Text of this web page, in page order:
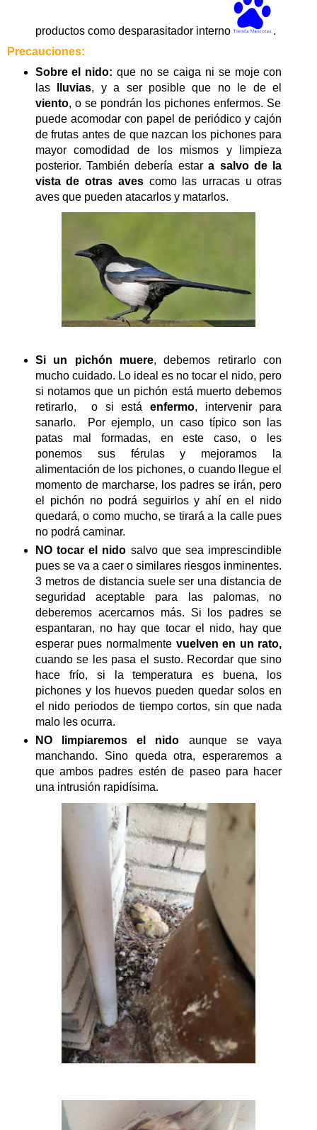
productos como desparasitador interno
.
Precauciones:
Sobre el nido: que no se caiga ni se moje con
laslluvias, y a ser posible que no le de el
viento, o se pondrán los pichones enfermos. Se
puede acomodar con papel de periódico y cajón
de frutas antes de que nazcan los pichones para
mayor comodidad de los mismos y limpieza
posterior. También debería estara salvo de la
vista de otras aves como las urracas u otras
aves que pueden atacarlos y matarlos.
Si un pichón muere, debemos retirarlo con
mucho cuidado. Lo ideal es no tocar el nido, pero
si notamos que un pichón está muerto debemos
retirarlo, o si estáenfermo, intervenir para
sanarlo. Por ejemplo, un caso típico son las
patas mal formadas, en este caso, o les
ponemos sus férulas y mejoramos la
alimentación de los pichones, o cuando llegue el
momento de marcharse, los padres se irán, pero
el pichón no podrá seguirlos y ahí en el nido
quedará, o como mucho, se tirará a la calle pues
no podrá caminar.
NO tocar el nido salvo que sea imprescindible
pues se va a caer o similares riesgos inminentes.
3 metros de distancia suele ser una distancia de
seguridad aceptable para las palomas, no
deberemos acercarnos más. Si los padres se
espantaran, no hay que tocar el nido, hay que
esperar pues normalmente vuelven en un rato,
cuando se les pasa el susto. Recordar que sino
hace frío, si la temperatura es buena, los
pichones y los huevos pueden quedar solos en
el nido periodos de tiempo cortos, sin que nada
malo les ocurra.
NO limpiaremos el nido aunque se vaya
manchando. Sino queda otra, esperaremos a
que ambos padres estén de paseo para hacer
una intrusión rapidísima.